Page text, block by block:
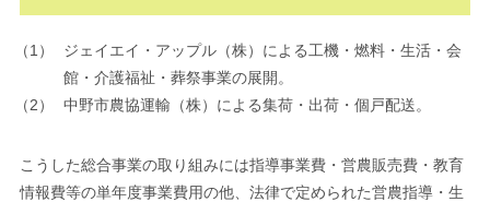
ジェイエイ・アップル（株）による工機・燃料・生活・会
館・介護福祉・葬祭事業の展開。
中野市農協運輸（株）による集荷・出荷・個戸配送。
こうした総合事業の取り組みには指導事業費・営農販売費・教育
情報費等の単年度事業費用の他、法律で定められた営農指導・生